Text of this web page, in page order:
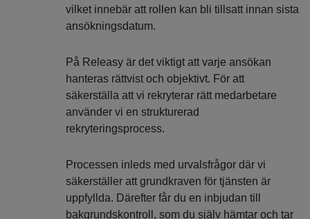
vilket innebär att rollen kan bli tillsatt innan sista
ansökningsdatum.
På Releasy är det viktigt att varje ansökan
hanteras rättvist och objektivt. För att
säkerställa att vi rekryterar rätt medarbetare
använder vi en strukturerad
rekryteringsprocess.
Processen inleds med urvalsfrågor där vi
säkerställer att grundkraven för tjänsten är
uppfyllda. Därefter får du en inbjudan till
bakgrundskontroll, som du själv hämtar och tar